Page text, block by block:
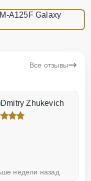
A125F Galaxy
Все отзывы
Dmitry Zhukevich
недели назад